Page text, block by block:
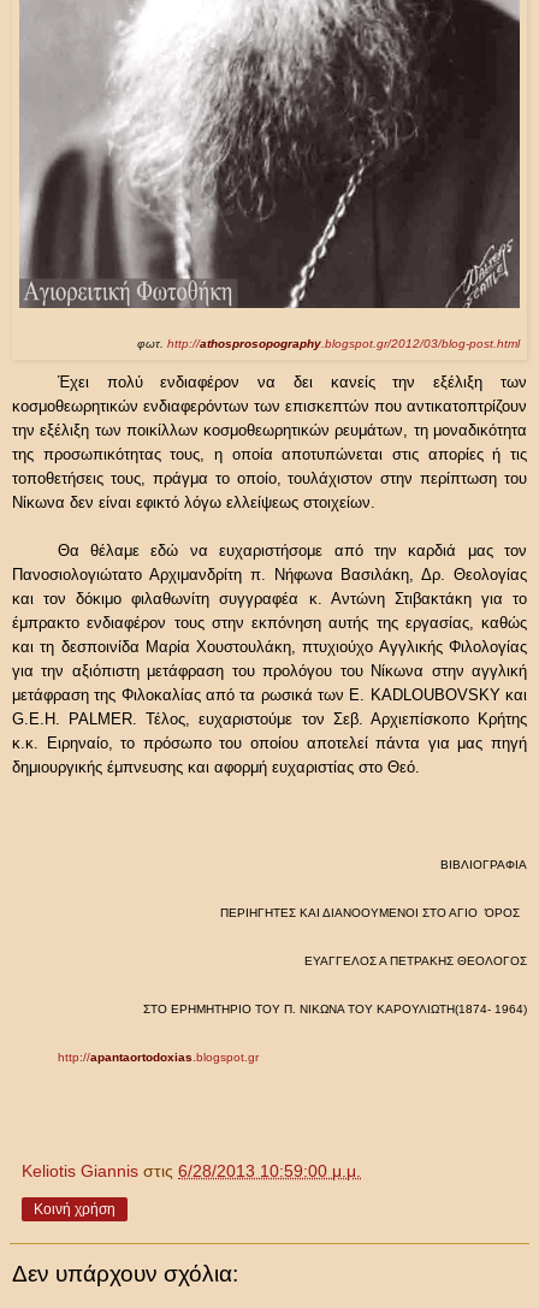
φωτ. http://athosprosopography .blogspot.gr/2012/03/blog-post.html
Έχει πολύ ενδιαφέρον να δει κανείς την εξέλιξη των
κοσμοθεωρητικών ενδιαφερόντων των επισκεπτών που αντικατοπτρίζουν
την εξέλιξη των ποικίλλων κοσμοθεωρητικών ρευμάτων, τη μοναδικότητα
της προσωπικότητας τους, η οποία αποτυπώνεται στις απορίες ή τις
τοποθετήσεις τους, πράγμα το οποίο, τουλάχιστον στην περίπτωση του
Νίκωνα δεν είναι εφικτό λόγω ελλείψεως στοιχείων.
Θα θέλαμε εδώ να ευχαριστήσομε από την καρδιά μας τον
Πανοσιολογιώτατο Αρχιμανδρίτη π. Νήφωνα Βασιλάκη, Δρ. Θεολογίας
και τον δόκιμο φιλαθωνίτη συγγραφέα κ. Αντώνη Στιβακτάκη για το
έμπρακτο ενδιαφέρον τους στην εκπόνηση αυτής της εργασίας, καθώς
και τη δεσποινίδα Μαρία Χουστουλάκη, πτυχιούχο Αγγλικής Φιλολογίας
για την αξιόπιστη μετάφραση του προλόγου του Νίκωνα στην αγγλική
μετάφραση της Φιλοκαλίας από τα ρωσικά των E KADLOUBOVSKY και
G E H PALMER . Τέλος, ευχαριστούμε τον Σεβ. Αρχιεπίσκοπο Κρήτης
κ.κ. Ειρηναίο, το πρόσωπο του οποίου αποτελεί πάντα για μας πηγή
δημιουργικής έμπνευσης και αφορμή ευχαριστίας στο Θεό.
ΒΙΒΛΙΟΓΡΑΦΙΑ
ΠΕΡΙΗΓΗΤΕΣ ΚΑΙ ΔΙΑΝΟΟΥΜΕΝΟΙ ΣΤΟ ΑΓΙΟ ΌΡΟΣ
ΕΥΑΓΓΕΛΟΣ Α ΠΕΤΡΑΚΗΣ ΘΕΟΛΟΓΟΣ
ΣΤΟ ΕΡΗΜΗΤΗΡΙΟ ΤΟΥ Π. ΝΙΚΩΝΑ ΤΟΥ ΚΑΡΟΥΛΙΩΤΗ(1874- 1964)
http://apantaortodoxias .blogspot.gr
Keliotis Giannis στις 6/28/2013 10:59:00 μ.μ.
Κοινή χρήση
Δεν υπάρχουν σχόλια: